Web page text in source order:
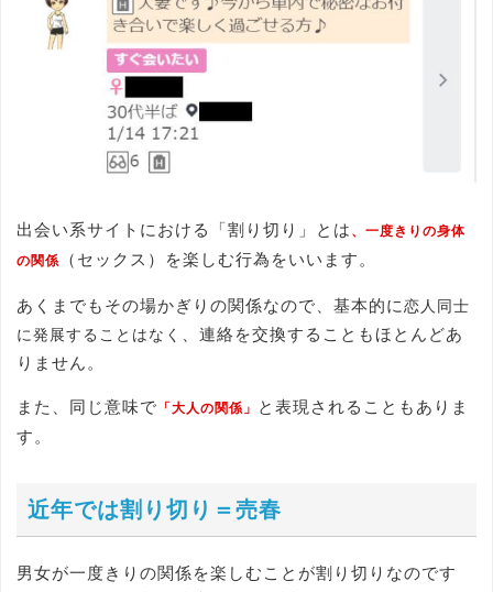
出会い系サイトにおける「割り切り」とは 、一度きりの身体
の関係
（セックス）を楽しむ行為をいいます。
あくまでもその場かぎりの関係なので、基本的に恋人同士
に発展することはなく
、連絡を交換することもほとんどあ
りません。
また、同じ意味で 「大人の関係」
と表現されることもありま
す。
近年では割り切り＝売春
男女が一度きりの関係を楽しむことが割り切りなのです